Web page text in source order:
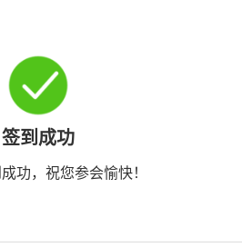
签到成功
功，祝您参会愉快！